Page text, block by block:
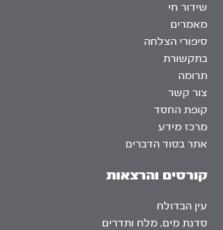
שידור חי
מאמרים
סיפורי הצלחה
בתקשורת
תרומה
צור קשר
קופת החסד
מרכז מידע
אתר בסוד הדברים
קורסים והרצאות
עין הבדולח
סדנת מים, מלח ותדרים